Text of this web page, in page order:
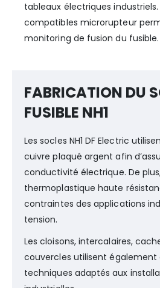
tableaux électriques industriels.
compatibles microrupteur
monitoring de fusion du fusible.
FABRICATION DU
FUSIBLE NH1
Les socles NH1 DF Electric
cuivre plaqué argent afin
conductivité électrique. De
thermoplastique haute
contraintes des applications
tension.
Les cloisons, intercalaires,
couvercles utilisent également
techniques adaptés aux